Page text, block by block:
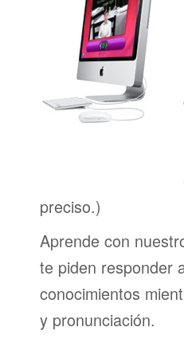
preciso.)
Aprende con
te piden responder
conocimientos
y pronunciación.